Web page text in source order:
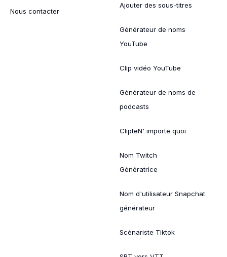
Nous contacter
Ajouter des sous-titres
Générateur de noms
YouTube
Clip vidéo YouTube
Générateur de noms de
podcasts
ClipteN' importe quoi
Nom Twitch
Génératrice
Nom d'utilisateur Snapchat
générateur
Scénariste Tiktok